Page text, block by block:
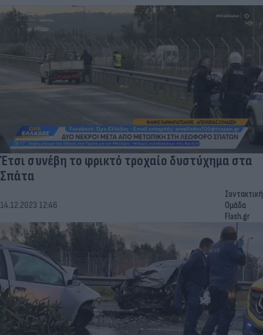
Έτσι συνέβη το φρικτό τροχαίο δυστύχημα στα
Σπάτα
14.12.2023 12:46
Συντακτική
Ομάδα
Flash.gr